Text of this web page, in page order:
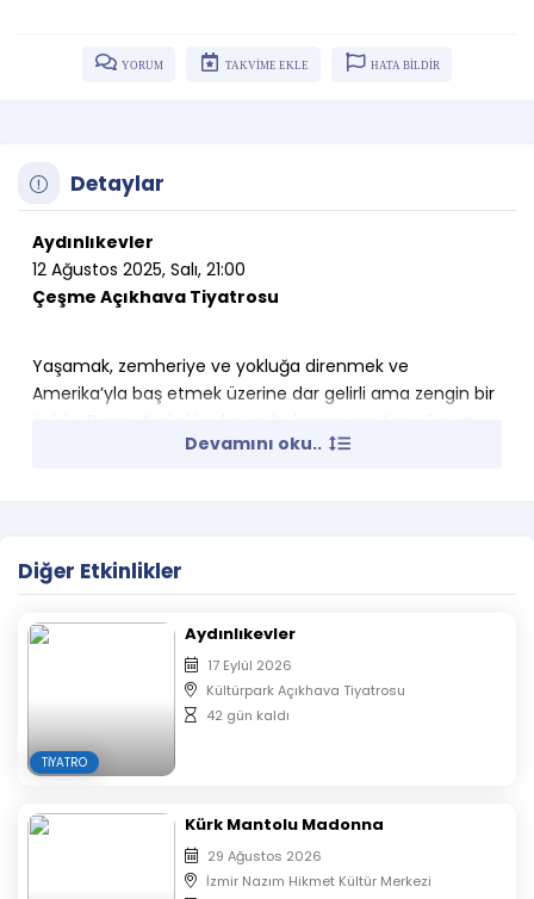
YORUM TAKVİME EKLE HATA BİLDİR
Detaylar
Aydınlıkevler
12 Ağustos 2025, Salı, 21:00
Çeşme Açıkhava Tiyatrosu
Yaşamak, zemheriye ve yokluğa direnmek ve
Amerika’yla baş etmek üzerine dar gelirli ama zengin bir
Yöneten: Serdar Biliş
Oyuncular:
Burak Dakak
Nebi Tolga Yılmaz
Devamını oku..
Diğer Etkinlikler
TIYATRO
Aydınlıkevler
17 Eylül 2026
Kültürpark Açıkhava Tiyatrosu
42 gün kaldı
Kürk Mantolu Madonna
29 Ağustos 2026
İzmir Nazım Hikmet Kültür Merkezi